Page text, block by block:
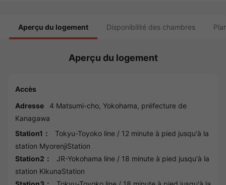
Aperçu du logement Disponibilité des chambres
Aperçu du logement
Accès
Adresse
4 Matsumi-cho, Yokohama, préfecture de
Kanagawa
Station1：
Tokyu-Toyoko line / 12 minute à pied jusqu'à la
station MyorenjiStation
Station2：
JR-Yokohama line / 18 minute à pied jusqu'à la
station KikunaStation